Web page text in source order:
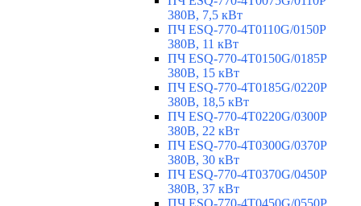
380В, 7,5 кВт
ПЧ ESQ-770-4T0110G/0150P
380В, 11 кВт
ПЧ ESQ-770-4T0150G/0185P
380В, 15 кВт
ПЧ ESQ-770-4T0185G/0220P
380В, 18,5 кВт
ПЧ ESQ-770-4T0220G/0300P
380В, 22 кВт
ПЧ ESQ-770-4T0300G/0370P
380В, 30 кВт
ПЧ ESQ-770-4T0370G/0450P
380В, 37 кВт